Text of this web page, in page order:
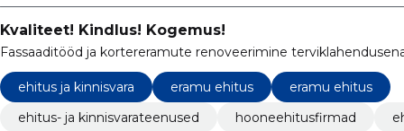
Kvaliteet! Kindlus! Kogemus!
Fassaaditööd ja kortereramute renoveerimine
ehitus ja kinnisvara eramu ehitus
eramu ehitus
ehitus- ja kinnisvarateenused
hooneehitusfirmad